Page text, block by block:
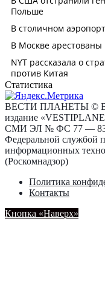
Статистика
ВЕСТИ ПЛАНЕТЫ ©
издание
СМИ ЭЛ № ФС 77 —
Федеральной службой
информационных
(Роскомнадзор)
Политика
Контакты
Кнопка «Наверх»